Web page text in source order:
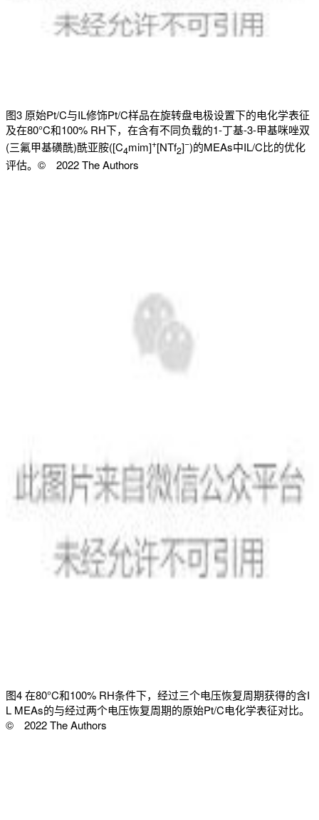
图3 原始Pt/C与IL修饰Pt/C样品在旋转盘电极设置下的电化学表征
及在80°C和100% RH下，在含有不同负载的1-丁基-3-甲基咪唑双
(三氟甲基磺酰)酰亚胺([C4mim]+[NTf2]−)的MEAs中IL/C比的优化
评估。© 2022 The Authors
图4 在80°C和100% RH条件下，经过三个电压恢复周期获得的含I
L MEAs的与经过两个电压恢复周期的原始Pt/C电化学表征对比。
© 2022 The Authors